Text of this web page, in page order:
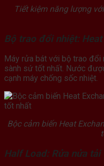
Tiết kiệm năng lượng
Bộ trao đổi nhiệt:
Máy rửa bát với bộ trao
sành sứ tốt nhất. Nước
cạnh máy chống sốc nhiệt.
Bộc cảm biến Heat
Half Load: Rửa nửa tải